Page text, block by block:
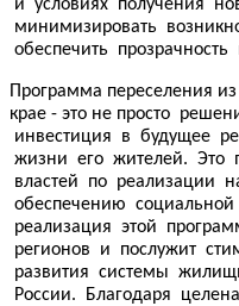
и условиях получения
минимизировать
обеспечить прозрачность
Программа переселения
крае - это не просто
инвестиция в будущее
жизни его жителей. Это
властей по реализации
обеспечению
реализация этой
регионов и послужит
развития системы
России. Благодаря